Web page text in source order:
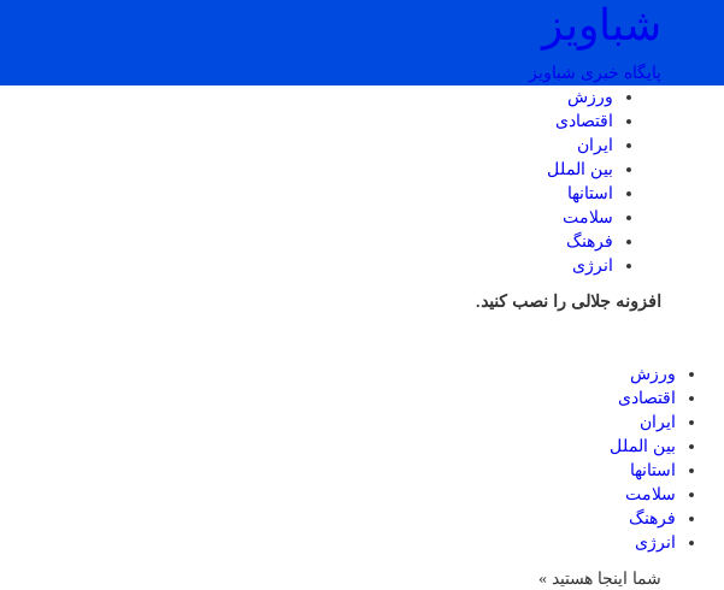
شباویز
پایگاه خبری شباویز
ورزش
اقتصادی
ایران
بین الملل
استانها
سلامت
فرهنگ
انرژی
افزونه جلالی را نصب کنید.
ورزش
اقتصادی
ایران
بین الملل
استانها
سلامت
فرهنگ
انرژی
شما اینجا هستید »